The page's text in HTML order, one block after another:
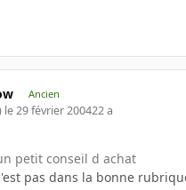
Ancien
le 29 février 200422 a
petit conseil d achat
pas dans la bonne